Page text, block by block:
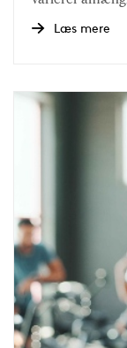
Læs mere